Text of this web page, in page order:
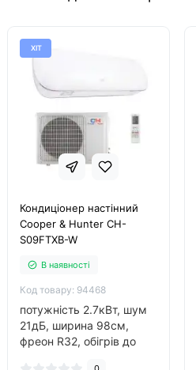
ХІТ
Кондиціонер настінний
Cooper & Hunter CH-
S09FTXB-W
В наявності
Код товару: 94468
потужність 2.7кВт, шум
21дБ, ширина 98см,
фреон R32, обігрів до